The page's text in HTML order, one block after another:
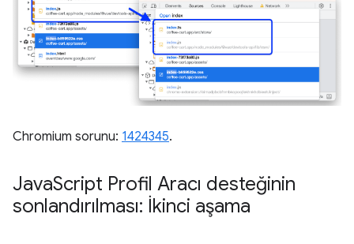
Chromium sorunu: 1424345.
JavaScript Profil Aracı desteğinin
sonlandırılması: İkinci aşama